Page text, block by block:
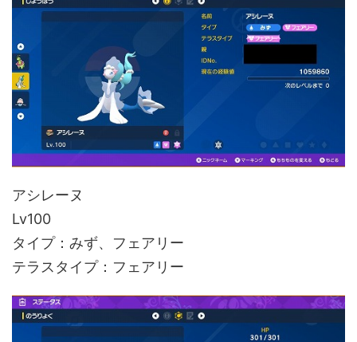
アシレーヌ
Lv100
タイプ：みず、フェアリー
テラスタイプ：フェアリー